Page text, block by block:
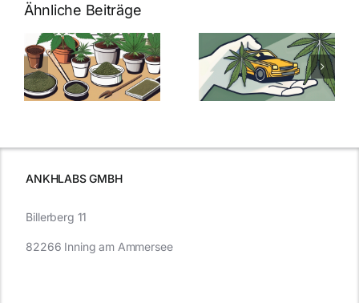
Ähnliche Beiträge
Neue THC-
Grenzwert-
Regelung:
Was Sie über
Cannabis und
müssen
Cannabis
Samen
kaufen: Alles
was Sie
ANKHLABS GMBH
Billerberg 11
82266 Inning am Ammersee